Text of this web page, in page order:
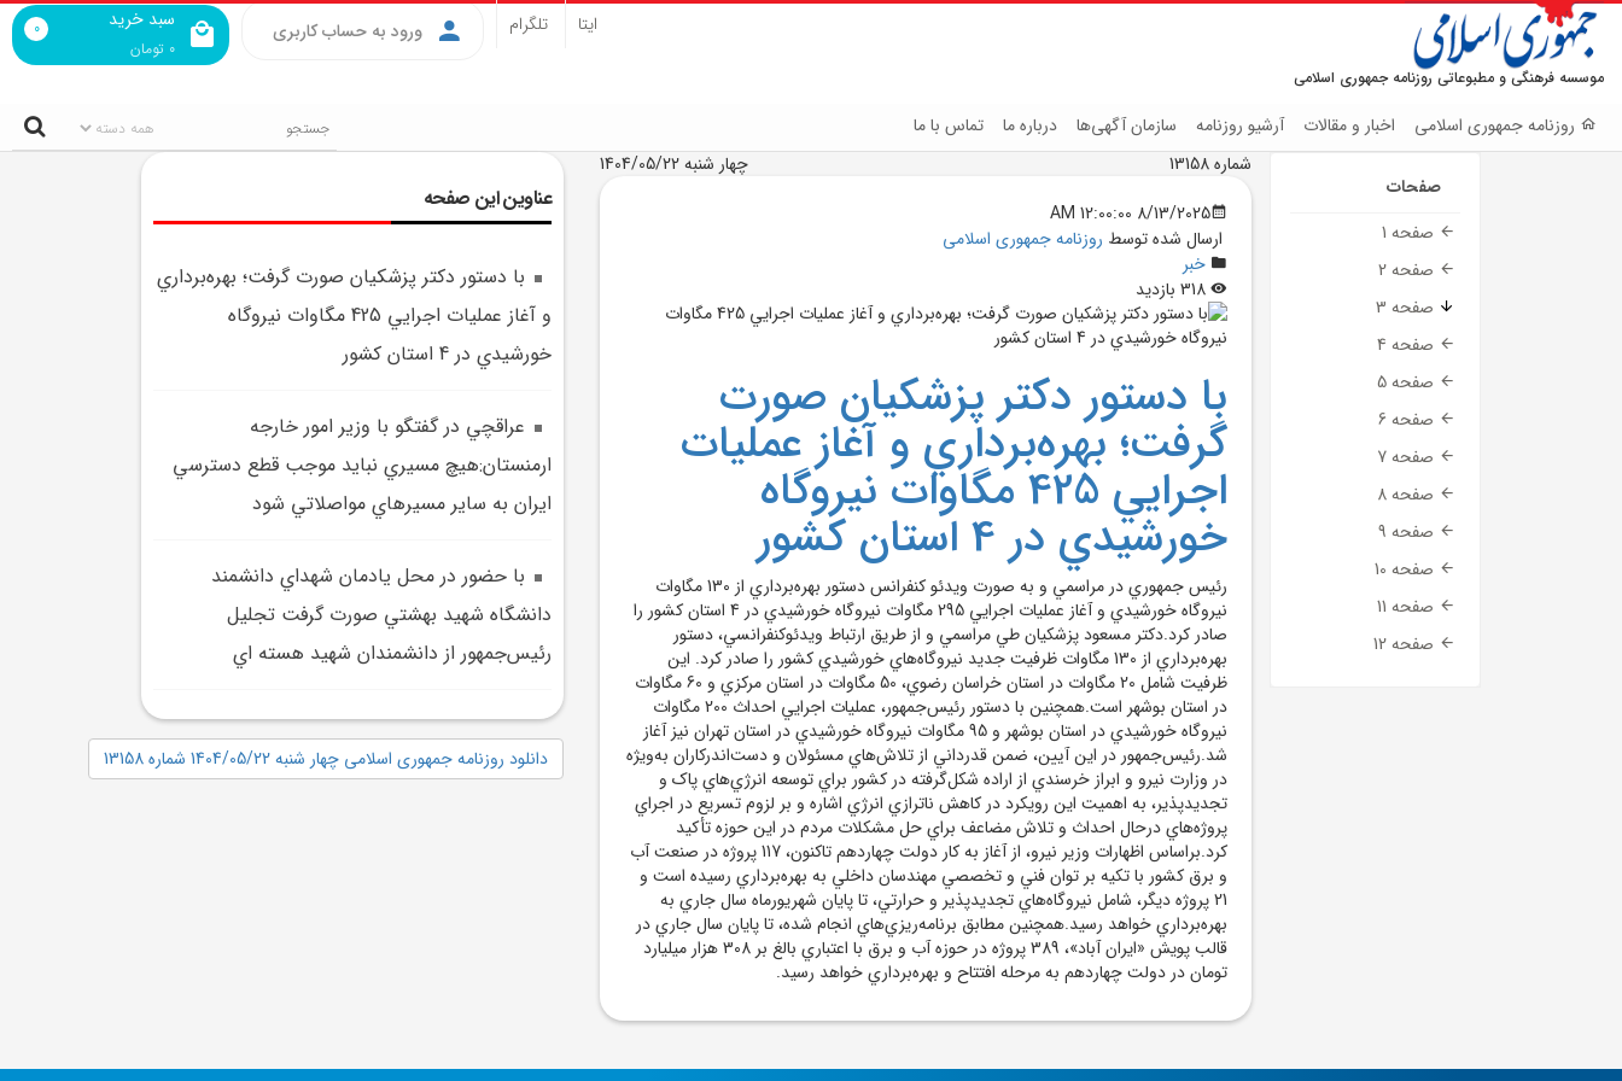
موسسه فرهنگی و مطبوعاتی روزنامه جمهوری اسلامی
سبد خرید
0 تومان
0 ورود به حساب کاربری ایتا تلگرام
روزنامه جمهوری اسلامی اخبار و مقالات آرشیو روزنامه سازمان آگهی‌ها درباره ما تماس با ما
صفحات
صفحه 1
صفحه 2
صفحه 3
صفحه 4
صفحه 5
صفحه 6
صفحه 7
صفحه 8
صفحه 9
صفحه 10
صفحه 11
صفحه 12
شماره 13158
چهار شنبه 1404/05/22
8/13/2025 12:00:00 AM
ارسال شده توسط روزنامه جمهوری اسلامی
خبر
با دستور دکتر پزشکيان صورت
گرفت؛ بهره‌برداري و آغاز عمليات
اجرايي 425 مگاوات نيروگاه
خورشيدي در 4 استان کشور
رئيس جمهوري در مراسمي و به صورت ويدئو کنفرانس دستور بهره‌برداري از 130 مگاوات
نيروگاه خورشيدي و آغاز عمليات اجرايي 295 مگاوات نيروگاه خورشيدي در 4 استان کشور را
صادر کرد.دکتر مسعود پزشکيان طي مراسمي و از طريق ارتباط ويدئوکنفرانسي، دستور
بهره‌برداري از 130 مگاوات ظرفيت جديد نيروگاه‌هاي خورشيدي کشور را صادر کرد. اين
ظرفيت شامل 20 مگاوات در استان خراسان رضوي، 50 مگاوات در استان مرکزي و 60 مگاوات
در استان بوشهر است.همچنين با دستور رئيس‌جمهور، عمليات اجرايي احداث 200 مگاوات
نيروگاه خورشيدي در استان بوشهر و 95 مگاوات نيروگاه خورشيدي در استان تهران نيز آغاز
شد.رئيس‌جمهور در اين آيين، ضمن قدرداني از تلاش‌هاي مسئولان و دست‌اندرکاران به‌ويژه
در وزارت نيرو و ابراز خرسندي از اراده شکل‌گرفته در کشور براي توسعه انرژي‌هاي پاک و
تجديدپذير، به اهميت اين رويکرد در کاهش ناترازي انرژي اشاره و بر لزوم تسريع در اجراي
پروژه‌هاي درحال احداث و تلاش مضاعف براي حل مشکلات مردم در اين حوزه تأکيد
کرد.براساس اظهارات وزير نيرو، از آغاز به کار دولت چهاردهم تاکنون، 117 پروژه در صنعت آب
و برق کشور با تکيه بر توان فني و تخصصي مهندسان داخلي به بهره‌برداري رسيده است و
21 پروژه ديگر، شامل نيروگاه‌هاي تجديدپذير و حرارتي، تا پايان شهريورماه سال جاري به
بهره‌برداري خواهد رسيد.همچنين مطابق برنامه‌ريزي‌هاي انجام شده، تا پايان سال جاري در
قالب پويش «ايران آباد»، 389 پروژه در حوزه آب و برق با اعتباري بالغ بر 308 هزار ميليارد
تومان در دولت چهاردهم به مرحله افتتاح و بهره‌برداري خواهد رسيد.
عناوین این صفحه
با دستور دکتر پزشکيان صورت گرفت؛ بهره‌برداري
و آغاز عمليات اجرايي 425 مگاوات نيروگاه
خورشيدي در 4 استان کشور
عراقچي در گفتگو با وزير امور خارجه
ارمنستان:هيچ مسيري نبايد موجب قطع دسترسي
ايران به ساير مسيرهاي مواصلاتي شود
با حضور در محل يادمان شهداي دانشمند
دانشگاه شهيد بهشتي صورت گرفت تجليل
رئيس‌جمهور از دانشمندان شهيد هسته اي
دانلود روزنامه جمهوری اسلامی چهار شنبه 1404/05/22 شماره 13158